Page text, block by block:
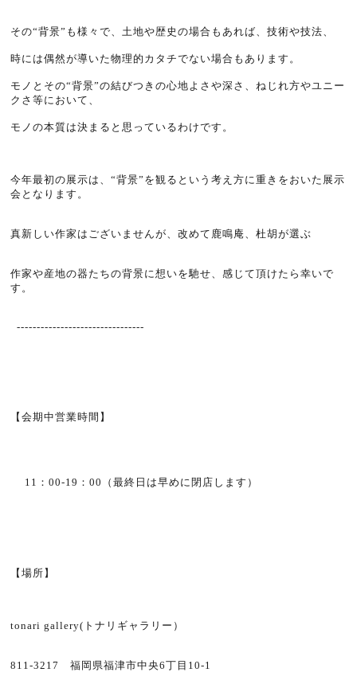
その“背景”も様々で、土地や歴史の場合もあれば、技術や技法、
時には偶然が導いた物理的カタチでない場合もあります。
モノとその“背景”の結びつきの心地よさや深さ、ねじれ方やユニー
クさ等において、
モノの本質は決まると思っているわけです。
今年最初の展示は、“背景”を観るという考え方に重きをおいた展示
会となります。
真新しい作家はございませんが、改めて鹿鳴庵、杜胡が選ぶ
作家や産地の器たちの背景に想いを馳せ、感じて頂けたら幸いで
す。
--------------------------------
【会期中営業時間】
11：00-19：00（最終日は早めに閉店します）
【場所】
tonari gallery(トナリギャラリー）
811-3217 福岡県福津市中央6丁目10-1